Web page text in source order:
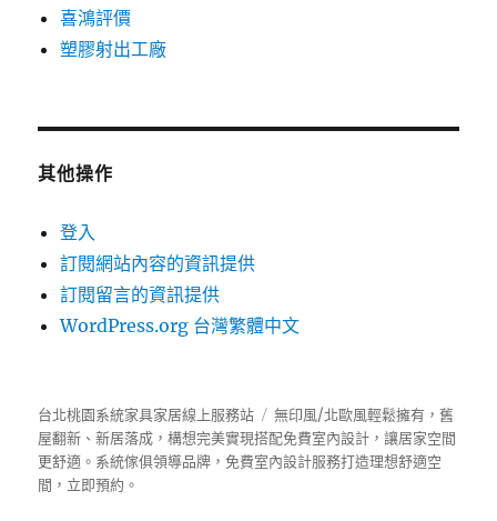
喜鴻評價
塑膠射出工廠
其他操作
登入
訂閱網站內容的資訊提供
訂閱留言的資訊提供
WordPress.org 台灣繁體中文
台北桃園系統家具家居線上服務站
無印風/北歐風輕鬆擁有，舊
屋翻新、新居落成，構想完美實現搭配免費室內設計，讓居家空間
更舒適。 系統傢俱領導品牌，免費室內設計服務打造理想舒適空
間，立即預約。